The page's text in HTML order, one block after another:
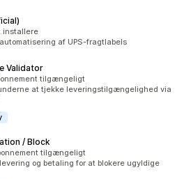
installere
af UPS-fragtlabels
Validator
tilgængeligt
at tjekke leveringstilgængelighed via
/ Block
tilgængeligt
og betaling for at blokere ugyldige